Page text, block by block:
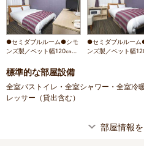
●セミダブルルーム●シモ
ンズ製／ベット幅120㎝／
●セミダブルルーム
ンズ製／ベット幅
標準的な部屋設備
全室バストイレ・全室シャワー・全室冷
レッサー（貸出含む）
部屋情報